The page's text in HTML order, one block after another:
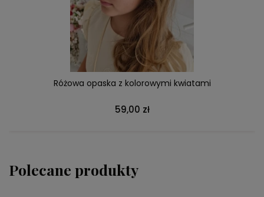
Lumina -beżowa sukienka boho z ażurowej bawełny
219,00 zł
DO KOSZYKA
Polecane produkty